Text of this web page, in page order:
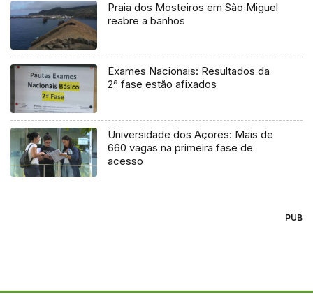
Praia dos Mosteiros em São Miguel
reabre a banhos
Exames Nacionais: Resultados da
2ª fase estão afixados
Universidade dos Açores: Mais de
660 vagas na primeira fase de
acesso
PUB